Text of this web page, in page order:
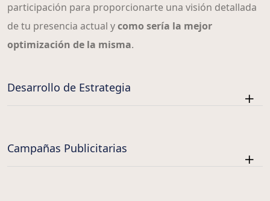
participación para proporcionarte una visión detallada
de tu presencia actual ycomo sería la mejor
optimización de la misma.
Desarrollo de Estrategia
Campañas Publicitarias